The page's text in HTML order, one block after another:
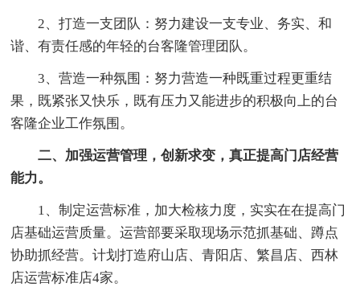
2、打造一支团队：努力建设一支专业、务实、和
谐、有责任感的年轻的台客隆管理团队。
3、营造一种氛围：努力营造一种既重过程更重结
果，既紧张又快乐，既有压力又能进步的积极向上的台
客隆企业工作氛围。
二、加强运营管理，创新求变，真正提高门店经营
能力。
1、制定运营标准，加大检核力度，实实在在提高门
店基础运营质量。运营部要采取现场示范抓基础、蹲点
协助抓经营。计划打造府山店、青阳店、繁昌店、西林
店运营标准店4家。